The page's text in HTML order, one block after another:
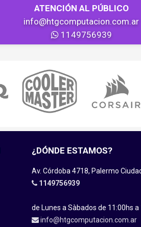
ATENCIÓN AL PÚBLICO
info@htgcomputacion.com.ar
1149756939
¿DÓNDE ESTAMOS?
Av. Córdoba 4718, Palermo
1149756939
de Lunes a Sàbados de 11:00hs a
info@htgcomputacion.com.ar